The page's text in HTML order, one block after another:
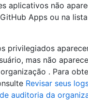
aplicativos não
Apps ou na
privilegiados
mas não
. Para
Revisar seus
auditoria da